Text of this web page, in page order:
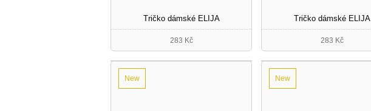
Tričko dámské ELIJA
283 Kč
Tričko dámské ELIJA
283 Kč
New New